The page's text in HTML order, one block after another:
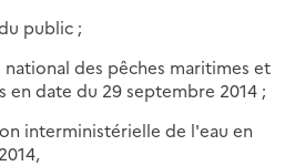
public ;
des pêches maritimes et
en date du 29 septembre 2014 ;
interministérielle de l'eau en